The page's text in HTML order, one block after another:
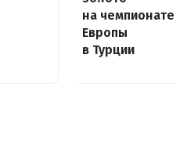
на чемпионате
Европы
в Турции